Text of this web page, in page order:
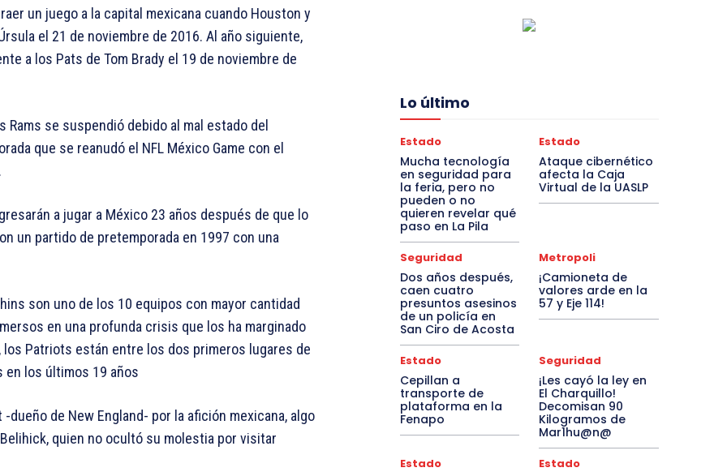
un juego a la capital mexicana cuando Houston y
el 21 de noviembre de 2016. Al año siguiente,
a los Pats de Tom Brady el 19 de noviembre de
Rams se suspendió debido al mal estado del
que se reanudó el NFL México Game con el
a jugar a México 23 años después de que lo
un partido de pretemporada en 1997 con una
son uno de los 10 equipos con mayor cantidad
en una profunda crisis que los ha marginado
Patriots están entre los dos primeros lugares de
los últimos 19 años
de New England- por la afición mexicana, algo
quien no ocultó su molestia por visitar
Lo último
Estado
Mucha tecnología
en seguridad para
la feria, pero no
pueden o no
quieren revelar qué
paso en La Pila
Estado
Ataque cibernético
afecta la Caja
Virtual de la UASLP
Seguridad
Dos años después,
caen cuatro
presuntos asesinos
de un policía en
San Ciro de Acosta
Metropoli
¡Camioneta de
valores arde en la
57 y Eje 114!
Estado
Cepillan a
transporte de
plataforma en la
Fenapo
Seguridad
¡Les cayó la ley en
El Charquillo!
Decomisan 90
Kilogramos de
Mar1hu@n@
Estado Estado